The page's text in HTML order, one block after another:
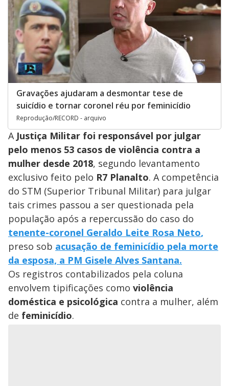
Gravações ajudaram a desmontar tese de
suicídio e tornar coronel réu por feminicídio
Reprodução/RECORD - arquivo
AJustiça Militar foi responsável por julgar
pelo menos 53 casos de violência contra a
mulher desde 2018, segundo levantamento
exclusivo feito pelo R7 Planalto. A competência
do STM (Superior Tribunal Militar) para julgar
tais crimes passou a ser questionada pela
população após a repercussão do caso do
tenente-coronel Geraldo Leite Rosa Neto,
preso sob acusação de feminicídio pela morte
da esposa, a PM Gisele Alves Santana.
Os registros contabilizados pela coluna
envolvem tipificações como violência
doméstica e psicológica contra a mulher, além
de feminicídio.